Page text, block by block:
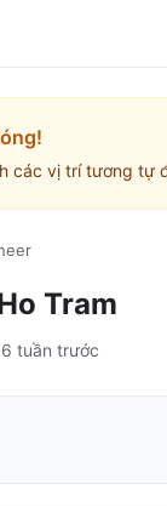
các vị trí tương
Tram
6 tuần trước